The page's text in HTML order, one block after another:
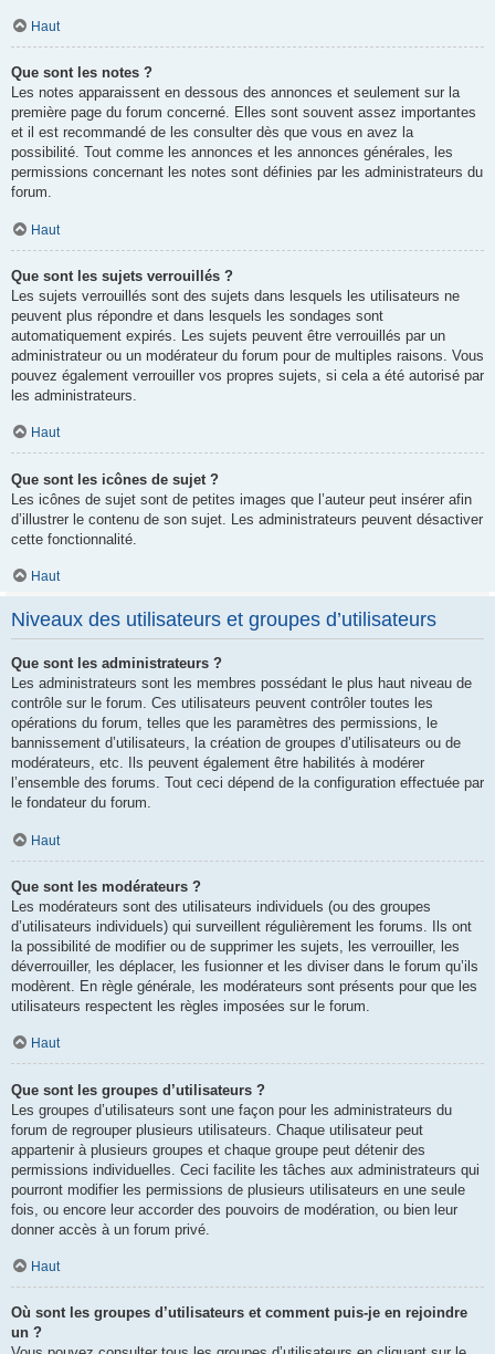
Haut
Que sont les notes ?
Les notes apparaissent en dessous des annonces et seulement sur la
première page du forum concerné. Elles sont souvent assez importantes
et il est recommandé de les consulter dès que vous en avez la
possibilité. Tout comme les annonces et les annonces générales, les
permissions concernant les notes sont définies par les administrateurs du
forum.
Haut
Que sont les sujets verrouillés ?
Les sujets verrouillés sont des sujets dans lesquels les utilisateurs ne
peuvent plus répondre et dans lesquels les sondages sont
automatiquement expirés. Les sujets peuvent être verrouillés par un
administrateur ou un modérateur du forum pour de multiples raisons. Vous
pouvez également verrouiller vos propres sujets, si cela a été autorisé par
les administrateurs.
Haut
Que sont les icônes de sujet ?
Les icônes de sujet sont de petites images que l’auteur peut insérer afin
d’illustrer le contenu de son sujet. Les administrateurs peuvent désactiver
cette fonctionnalité.
Haut
Niveaux des utilisateurs et groupes d’utilisateurs
Que sont les administrateurs ?
Les administrateurs sont les membres possédant le plus haut niveau de
contrôle sur le forum. Ces utilisateurs peuvent contrôler toutes les
opérations du forum, telles que les paramètres des permissions, le
bannissement d’utilisateurs, la création de groupes d’utilisateurs ou de
modérateurs, etc. Ils peuvent également être habilités à modérer
l’ensemble des forums. Tout ceci dépend de la configuration effectuée par
le fondateur du forum.
Haut
Que sont les modérateurs ?
Les modérateurs sont des utilisateurs individuels (ou des groupes
d’utilisateurs individuels) qui surveillent régulièrement les forums. Ils ont
la possibilité de modifier ou de supprimer les sujets, les verrouiller, les
déverrouiller, les déplacer, les fusionner et les diviser dans le forum qu’ils
modèrent. En règle générale, les modérateurs sont présents pour que les
utilisateurs respectent les règles imposées sur le forum.
Haut
Que sont les groupes d’utilisateurs ?
Les groupes d’utilisateurs sont une façon pour les administrateurs du
forum de regrouper plusieurs utilisateurs. Chaque utilisateur peut
appartenir à plusieurs groupes et chaque groupe peut détenir des
permissions individuelles. Ceci facilite les tâches aux administrateurs qui
pourront modifier les permissions de plusieurs utilisateurs en une seule
fois, ou encore leur accorder des pouvoirs de modération, ou bien leur
donner accès à un forum privé.
Haut
Où sont les groupes d’utilisateurs et comment puis-je en rejoindre
un ?